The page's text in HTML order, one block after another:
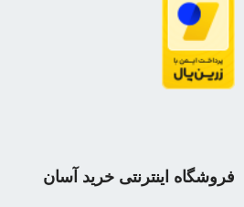
فروشگاه اینترنتی خرید آسان